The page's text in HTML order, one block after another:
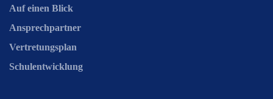
Auf einen Blick
Ansprechpartner
Vertretungsplan
Schulentwicklung